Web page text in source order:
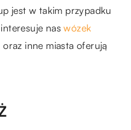
jest w takim przypadku
interesuje naswózek
oraz inne miasta oferują